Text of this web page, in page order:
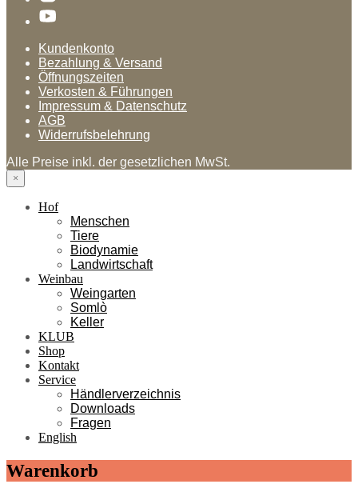
Kundenkonto
Bezahlung & Versand
Öffnungszeiten
Verkosten & Führungen
Impressum & Datenschutz
AGB
Widerrufsbelehrung
Alle Preise inkl. der gesetzlichen MwSt.
×
Hof
Menschen
Tiere
Biodynamie
Landwirtschaft
Weinbau
Weingarten
Somlò
Keller
KLUB
Shop
Kontakt
Service
Händlerverzeichnis
Downloads
Fragen
English
Warenkorb